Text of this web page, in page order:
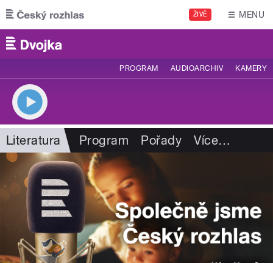
Přejít k hlavnímu obsahu
ŽIVĚ MENU
PROGRAM AUDIOARCHIV KAMERY
Literatura Program Pořady Více…